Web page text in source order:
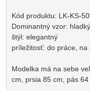
Kód produktu: LK-KS-
Dominantný vzor: hladký
štýl: elegantný
príležitosť: do práce,
Modelka má na sebe
cm, prsia 85 cm, pás 64